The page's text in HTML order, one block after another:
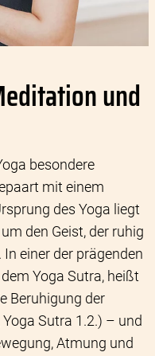
und
besondere
mit einem
des Yoga liegt
den Geist, der ruhig
einer der prägenden
Yoga Sutra, heißt
Beruhigung der
Sutra 1.2.) – und
Atmung und